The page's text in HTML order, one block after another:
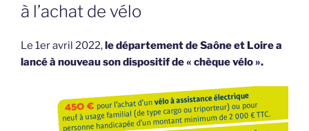
à l’achat de vélo
Le 1er avril 2022,le département de Saône et Loire a
lancé à nouveau son dispositif de « chèque vélo ».